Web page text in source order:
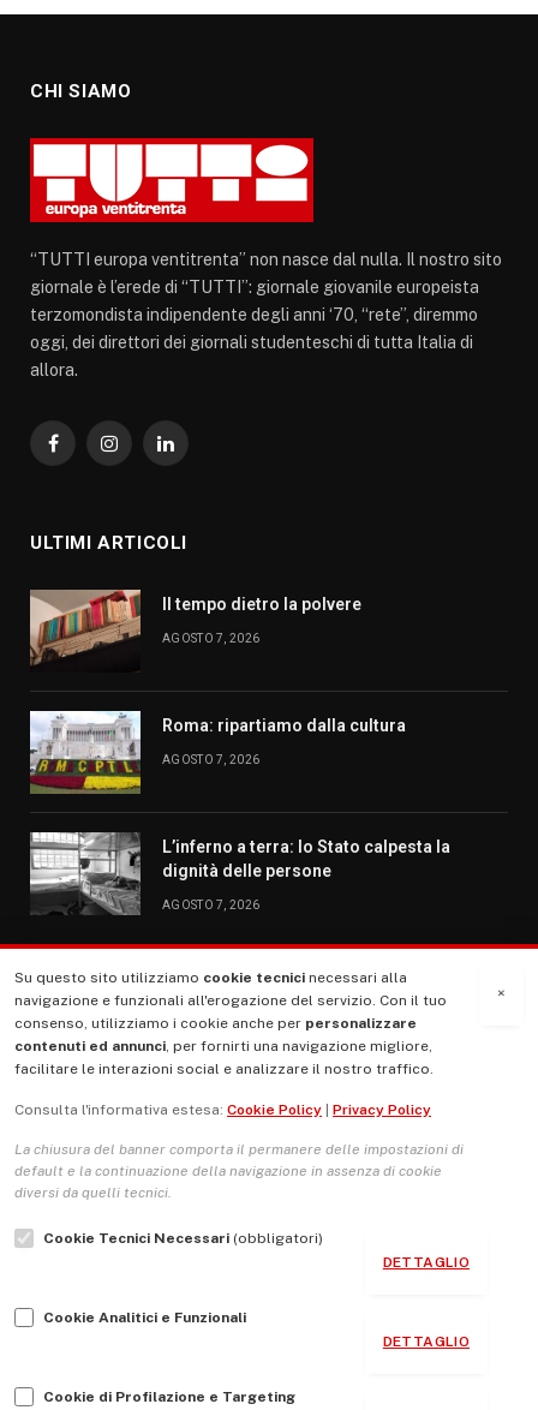
CHI SIAMO
“TUTTI europa ventitrenta” non nasce dal nulla. Il nostro sito
giornale è l’erede di “TUTTI”: giornale giovanile europeista
terzomondista indipendente degli anni ‘70, “rete”, diremmo
oggi, dei direttori dei giornali studenteschi di tutta Italia di
allora.
FacebookInstagramLinkedIn
ULTIMI ARTICOLI
Il tempo dietro la polvere
AGOSTO 7, 2026
Roma: ripartiamo dalla cultura
AGOSTO 7, 2026
L’inferno a terra: lo Stato calpesta la
dignità delle persone
AGOSTO 7, 2026
MENU
La Nostra Storia
Le Copertine
L’Associazione
Indirizzo Socio Politico Culturale
Guida per le autrici e gli autori
×
Su questo sito utilizziamo cookie tecnici necessari alla
navigazione e funzionali all'erogazione del servizio. Con il tuo
consenso, utilizziamo i cookie anche per personalizzare
contenuti ed annunci, per fornirti una navigazione migliore,
facilitare le interazioni social e analizzare il nostro traffico.
Consulta l'informativa estesa: Cookie Policy Privacy Policy
La chiusura del banner comporta il permanere delle impostazioni di
default e la continuazione della navigazione in assenza di cookie
diversi da quelli tecnici.
Cookie Tecnici Necessari (obbligatori)
DETTAGLIO
Cookie Analitici e Funzionali
DETTAGLIO
Cookie di Profilazione e Targeting